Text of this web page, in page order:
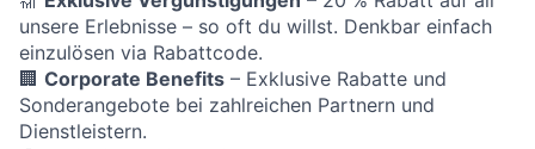
unsere Erlebnisse – so oft du willst. Denkbar einfach
einzulösen via Rabattcode.
🏢 Corporate Benefits – Exklusive Rabatte und
Sonderangebote bei zahlreichen Partnern und
Dienstleistern.